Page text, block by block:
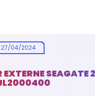
27/04/2024
EXTERNE SEAGATE